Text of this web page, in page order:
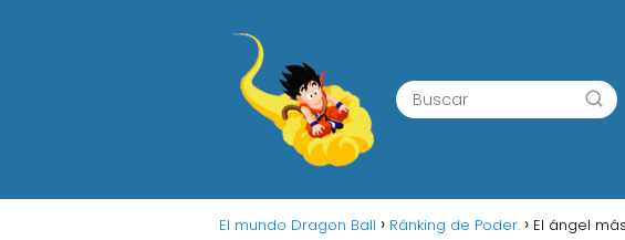
El mundo Dragon Ball Ránking de Poder. El ángel